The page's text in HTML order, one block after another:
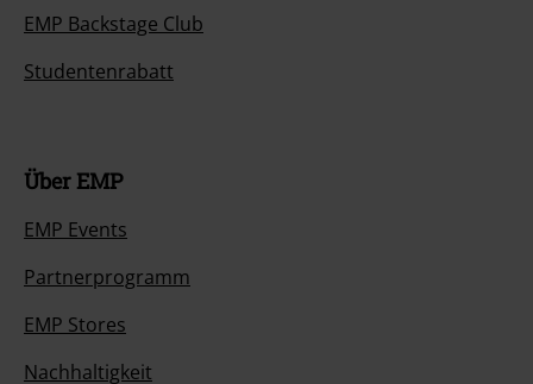
EMP Backstage Club
Studentenrabatt
Über EMP
EMP Events
Partnerprogramm
EMP Stores
Nachhaltigkeit